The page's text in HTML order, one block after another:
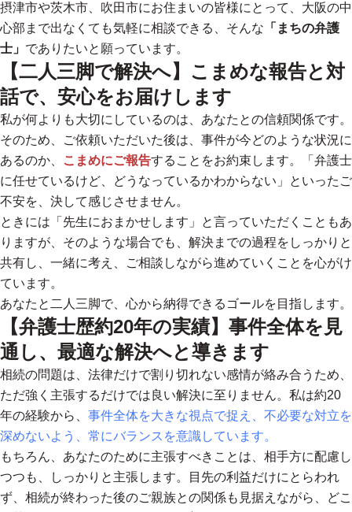
摂津市や茨木市、吹田市にお住まいの皆様にとって、大阪の中
心部まで出なくても気軽に相談できる、そんな 「まちの弁護
士」 でありたいと願っています。
【二人三脚で解決へ】こまめな報告と対
話で、安心をお届けします
私が何よりも大切にしているのは、あなたとの信頼関係です。
そのため、ご依頼いただいた後は、事件が今どのような状況に
あるのか、
こまめにご報告することをお約束します。「弁護士
に任せているけど、どうなっているかわからない」といったご
不安を、決して感じさせません。
ときには「先生におまかせします」と言っていただくこともあ
りますが、そのような場合でも、解決までの過程をしっかりと
共有し、一緒に考え、ご相談しながら進めていくことを心がけ
ています。
あなたと二人三脚で、心から納得できるゴールを目指します。
【弁護士歴約20年の実績】事件全体を見
通し、最適な解決へと導きます
相続の問題は、法律だけで割り切れない感情が絡み合うため、
ただ強く主張するだけでは良い解決に至りません。私は約20
年の経験から、 事件全体を大きな視点で捉え、不必要な対立を
深めないよう、常にバランスを意識しています。
もちろん、あなたのために主張すべきことは、相手方に配慮し
つつも、しっかりと主張します。目先の利益だけにとらわれ
ず、相続が終わった後のご親族との関係も見据えながら、
どこ